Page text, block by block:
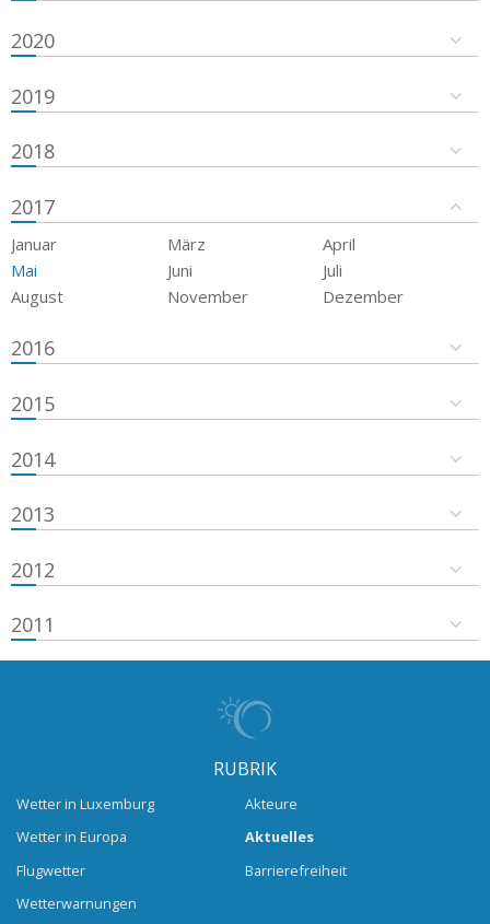
2020
2019
2018
2017
Januar März
April
Mai
Juni
Juli
August
November Dezember
2016
2015
2014
2013
2012
2011
RUBRIK
Wetter in Luxemburg
Wetter in Europa
Flugwetter
Wetterwarnungen
Akteure
Aktuelles
Barrierefreiheit